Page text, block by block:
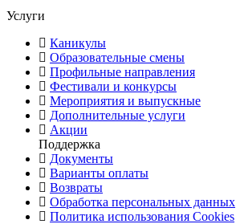
Услуги
Каникулы
Образовательные смены
Профильные направления
Фестивали и конкурсы
Мероприятия и выпускные
Дополнительные услуги
Акции
Поддержка
Документы
Варианты оплаты
Возвраты
Обработка персональных данных
Политика использования Cookies